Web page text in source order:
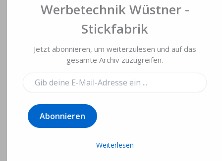
Teamkleidung und
Busbeschriftung für
Musikgruppe
„Sösterhätz“
23. Januar 2017
Werbetechnik Wüstner -
Stickfabrik
Jetzt abonnieren, um weiterzulesen und auf das
gesamte Archiv zuzugreifen.
deine
Mail-
Adresse
ein ...
Abonnieren
Weiterlesen